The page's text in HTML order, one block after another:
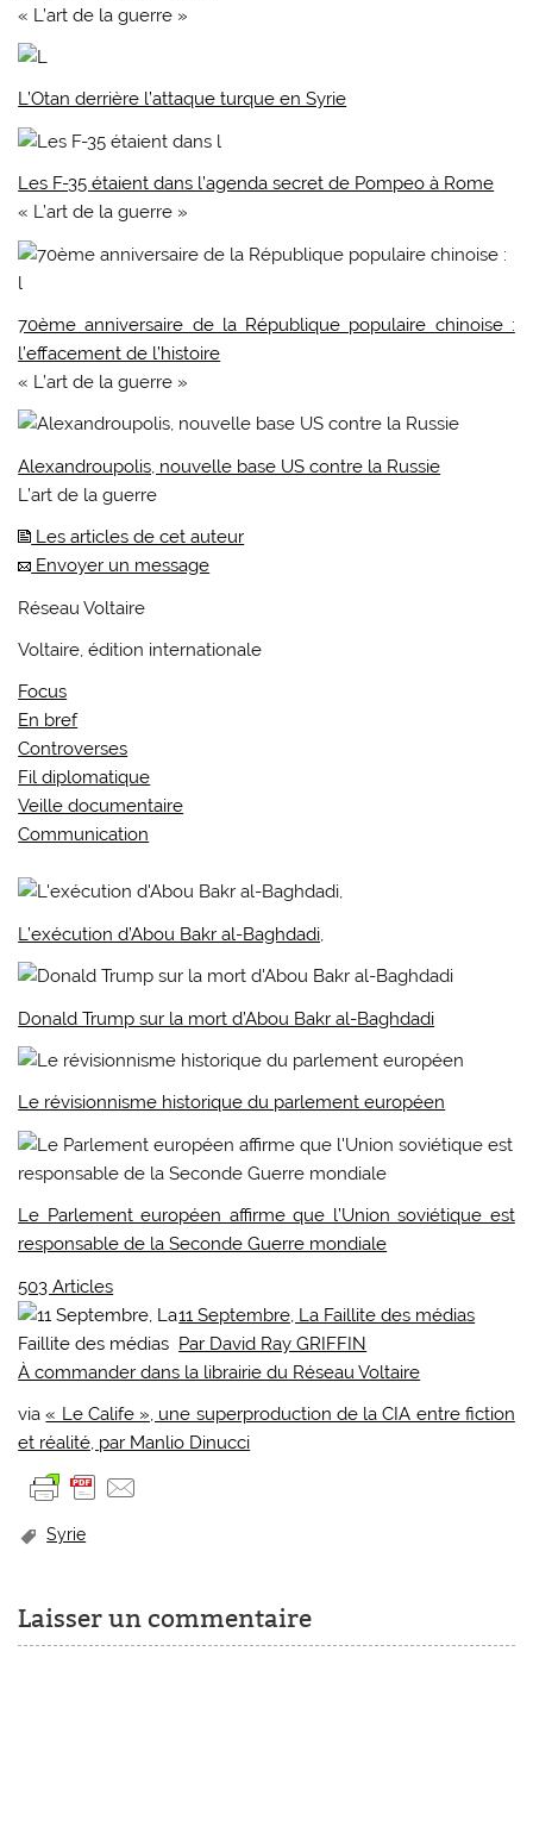
« L’art de la guerre »
L’Otan derrière l’attaque turque en Syrie
Les F-35 étaient dans l’agenda secret de Pompeo à Rome
« L’art de la guerre »
70ème anniversaire de la République populaire chinoise :
l’effacement de l’histoire
« L’art de la guerre »
Alexandroupolis, nouvelle base US contre la Russie
L’art de la guerre
Les articles de cet auteur
Envoyer un message
Réseau Voltaire
Voltaire, édition internationale
Focus
En bref
Controverses
Fil diplomatique
Veille documentaire
Communication
L’exécution d’Abou Bakr al-Baghdadi,
Donald Trump sur la mort d’Abou Bakr al-Baghdadi
Le révisionnisme historique du parlement européen
Le Parlement européen affirme que l’Union soviétique est
responsable de la Seconde Guerre mondiale
503 Articles
11 Septembre, La Faillite des médias
Par David Ray GRIFFIN
À commander dans la librairie du Réseau Voltaire
via« Le Calife », une superproduction de la CIA entre fiction
et réalité, par Manlio Dinucci
Syrie
Laisser un commentaire